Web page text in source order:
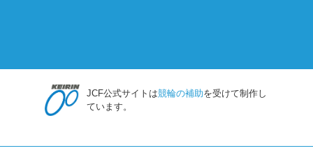
JCF公式サイトは競輪の補助を受けて制作し
ています。